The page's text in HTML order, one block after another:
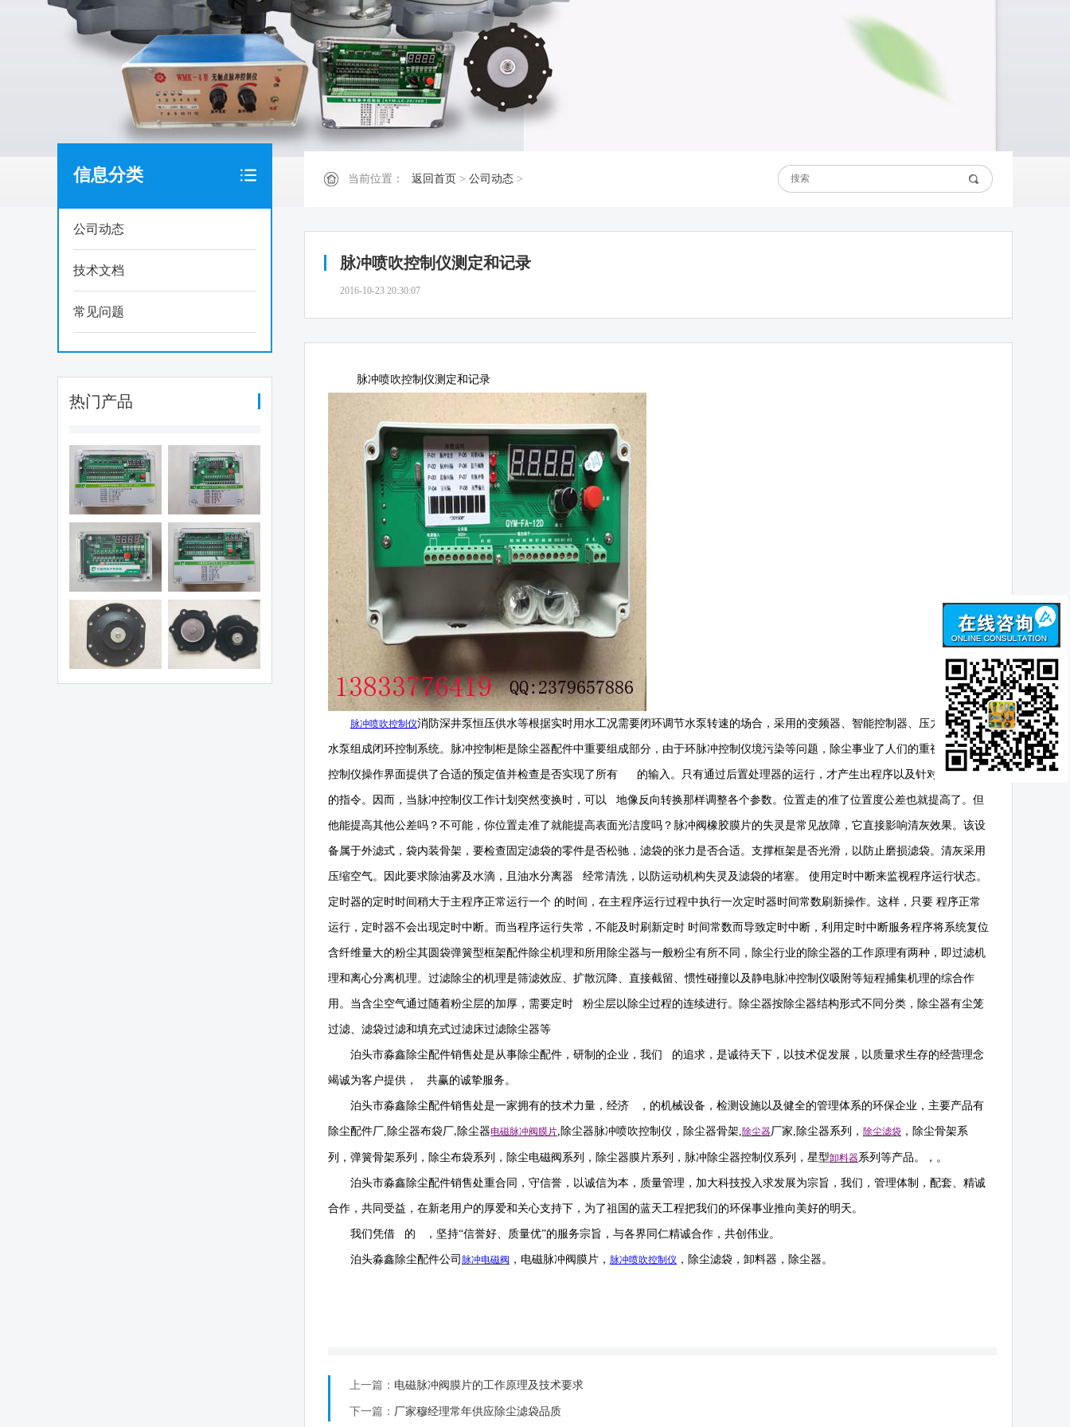
信息分类
公司动态
技术文档
常见问题
热门产品
可编程脉冲控制
仪（QYM-LC-
12D)
可编程脉冲控制
仪（QYM-LC-
1.5寸阀膜片
当前位置： 返回首页 > 公司动态 >
脉冲喷吹控制仪测定和记录
2016-10-23 20:30:07
脉冲喷吹控制仪测定和记录
脉冲喷吹控制仪消防深井泵恒压供水等根据实时用水工况需要闭环调节水泵转速的场合，采用的变频器、智能控制器、压力传感器及
水泵组成闭环控制系统。脉冲控制柜是除尘器配件中重要组成部分，由于环脉冲控制仪境污染等问题，除尘事业了人们的重视。对 脉冲
控制仪操作界面提供了合适的预定值并检查是否实现了所有 的输入。只有通过后置处理器的运行，才产生出程序以及针对所选控制
的指令。因而，当脉冲控制仪工作计划突然变换时，可以 地像反向转换那样调整各个参数。位置走的准了位置度公差也就提高了。但
他能提高其他公差吗？不可能，你位置走准了就能提高表面光洁度吗？脉冲阀橡胶膜片的失灵是常见故障，它直接影响清灰效果。该设
备属于外滤式，袋内装骨架，要检查固定滤袋的零件是否松驰，滤袋的张力是否合适。支撑框架是否光滑，以防止磨损滤袋。清灰采用
压缩空气。因此要求除油雾及水滴，且油水分离器 经常清洗，以防运动机构失灵及滤袋的堵塞。 使用定时中断来监视程序运行状态。
定时器的定时时间稍大于主程序正常运行一个 的时间，在主程序运行过程中执行一次定时器时间常数刷新操作。这样，只要 程序正常
运行，定时器不会出现定时中断。而当程序运行失常，不能及时刷新定时 时间常数而导致定时中断，利用定时中断服务程序将系统复位
含纤维量大的粉尘其圆袋弹簧型框架配件除尘机理和所用除尘器与一般粉尘有所不同，除尘行业的除尘器的工作原理有两种，即过滤机
理和离心分离机理。过滤除尘的机理是筛滤效应、扩散沉降、直接截留、惯性碰撞以及静电脉冲控制仪吸附等短程捕集机理的综合作
用。当含尘空气通过随着粉尘层的加厚，需要定时 粉尘层以除尘过程的连续进行。除尘器按除尘器结构形式不同分类，除尘器有尘笼
过滤、滤袋过滤和填充式过滤床过滤除尘器等
泊头市淼鑫除尘配件销售处是从事除尘配件，研制的企业，我们 的追求，是诚待天下，以技术促发展，以质量求生存的经营理念
竭诚为客户提供， 共赢的诚挚服务。
泊头市淼鑫除尘配件销售处是一家拥有的技术力量，经济 ，的机械设备，检测设施以及健全的管理体系的环保企业，主要产品有
除尘配件厂, 除尘器布袋厂, 除尘器电磁脉冲阀 膜片, 除尘器脉冲喷吹控制仪 ， 除尘器骨架,除尘器厂家, 除尘器系列， 除尘滤袋 ，除尘骨架系
列，弹簧骨架系列，除尘布袋系列，除尘电磁阀系列，除尘器膜片系列，脉冲除尘器控制仪系列，星型卸料器系列等产品。，。
泊头市淼鑫除尘配件销售处重合同，守信誉，以诚信为本，质量管理，加大科技投入求发展为宗旨，我们，管理体制，配套、精诚
合作，共同受益，在新老用户的厚爱和关心支持下，为了祖国的蓝天工程把我们的环保事业推向美好的明天。
我们凭借 的 ，坚持“信誉好、质量优”的服务宗旨，与各界同仁精诚合作，共创伟业。
泊头淼鑫除尘配件公司 脉冲电磁阀 ，电磁脉冲阀膜片， 脉冲喷吹控制仪 ，除尘滤袋，卸料器，除尘器。
上一篇： 电磁脉冲阀膜片的工作原理及技术要求
下一篇： 厂家穆经理常年供应除尘滤袋品质